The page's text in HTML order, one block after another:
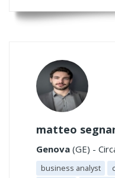
matteo
Genova (GE) -
business analyst